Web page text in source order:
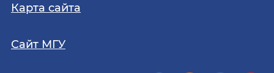
Карта сайта
Сайт МГУ